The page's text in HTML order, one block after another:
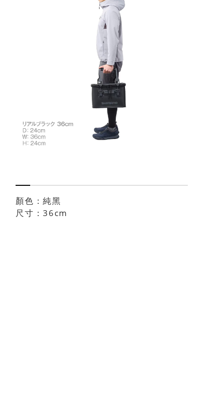
顏色：純黑
尺寸：36cm